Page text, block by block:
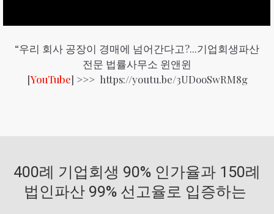
“우리 회사 공장이 경매에 넘어간다고?...기업회생파산
전문 법률사무소 윈앤윈
[YouTube] >>> https://youtu.be/3UDooSwRM8g
400례 기업회생 90% 인가율과 150례
법인파산 99% 선고율로 입증하는